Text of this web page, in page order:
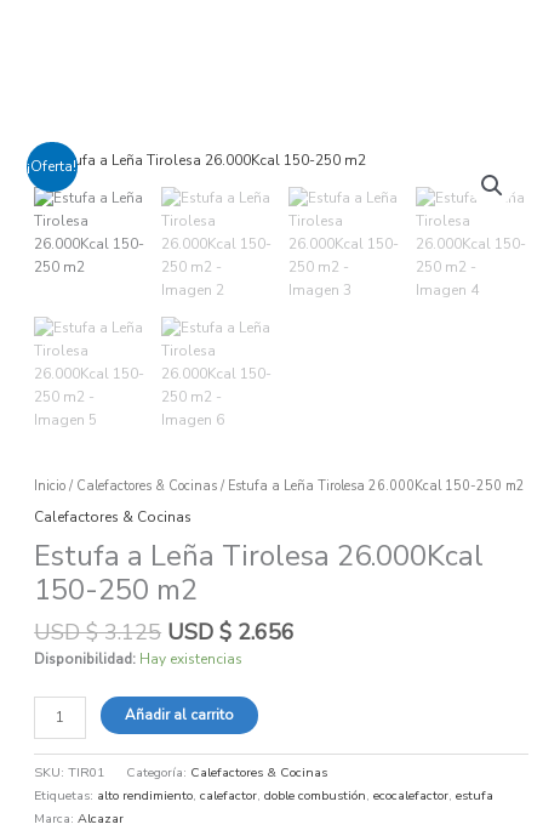
¡Oferta!
Inicio / Calefactores & Cocinas / Estufa a Leña Tirolesa 26.000Kcal 150-250 m2
Calefactores & Cocinas
Estufa a Leña Tirolesa 26.000Kcal
150-250 m2
USD $3.125
El
precio
original
era:
USD
$ 3.125.
USD $ 2.656
El
precio
actual
es:
USD
$ 2.656.
Disponibilidad: Hay existencias
Estufa
a
Leña
Tirolesa
26.000Kcal
150-
m2
cantidad
Añadir al carrito
SKU:TIR01 Categoría: Calefactores & Cocinas
Etiquetas: alto rendimiento,calefactor,doble combustión,ecocalefactor,estufa
Marca:Alcazar